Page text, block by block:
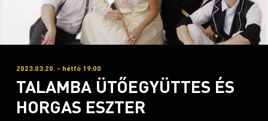
2023.03.20. - hétfő 19:00
TALAMBA ÜTŐEGYÜTTES ÉS
HORGAS ESZTER